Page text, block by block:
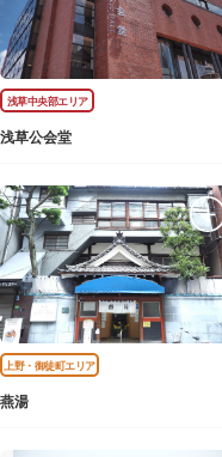
浅草中央部エリア
浅草公会堂
上野・御徒町エリア
燕湯